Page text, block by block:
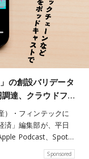
の創設バリデータ
達、クラウドフ…
）・フィンテックに
済」編集部が、平日
Podcast、Spot…
Sponsored